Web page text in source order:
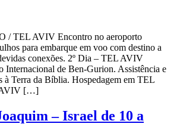
/ TEL AVIV Encontro no aeroporto
para embarque em voo com destino a
conexões. 2º Dia – TEL AVIV
Internacional de Ben-Gurion. Assistência e
à Terra da Bíblia. Hospedagem em TEL
AVIV […]
– Israel de 10 a